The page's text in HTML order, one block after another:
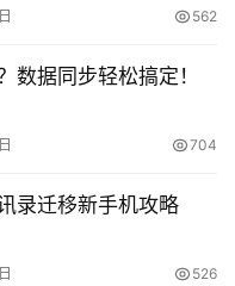
562
数据同步轻松搞定！
704
录迁移新手机攻略
526